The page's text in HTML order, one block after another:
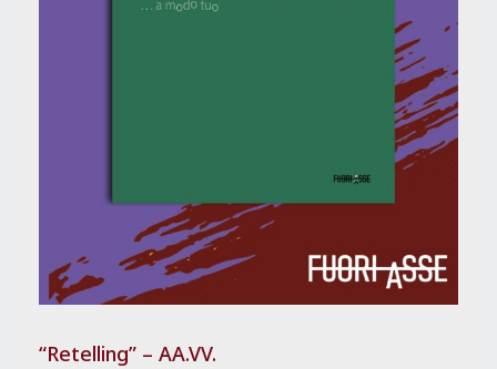
“Retelling” – AA.VV.